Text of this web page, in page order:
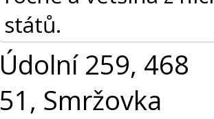
států.
Údolní 259, 468
51, Smržovka